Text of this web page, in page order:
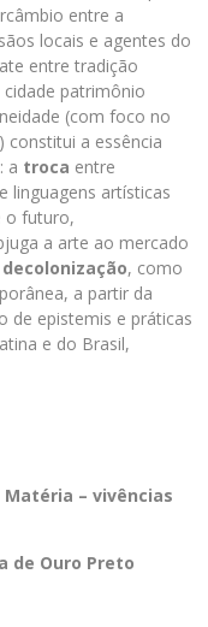
entre a
locais e agentes do
entre tradição
patrimônio
(com foco no
a essência
a troca entre
linguagens artísticas
o futuro,
a arte ao mercado
decolonização, como
a partir da
de epistemis e práticas
e do Brasil,
Matéria – vivências
de Ouro Preto